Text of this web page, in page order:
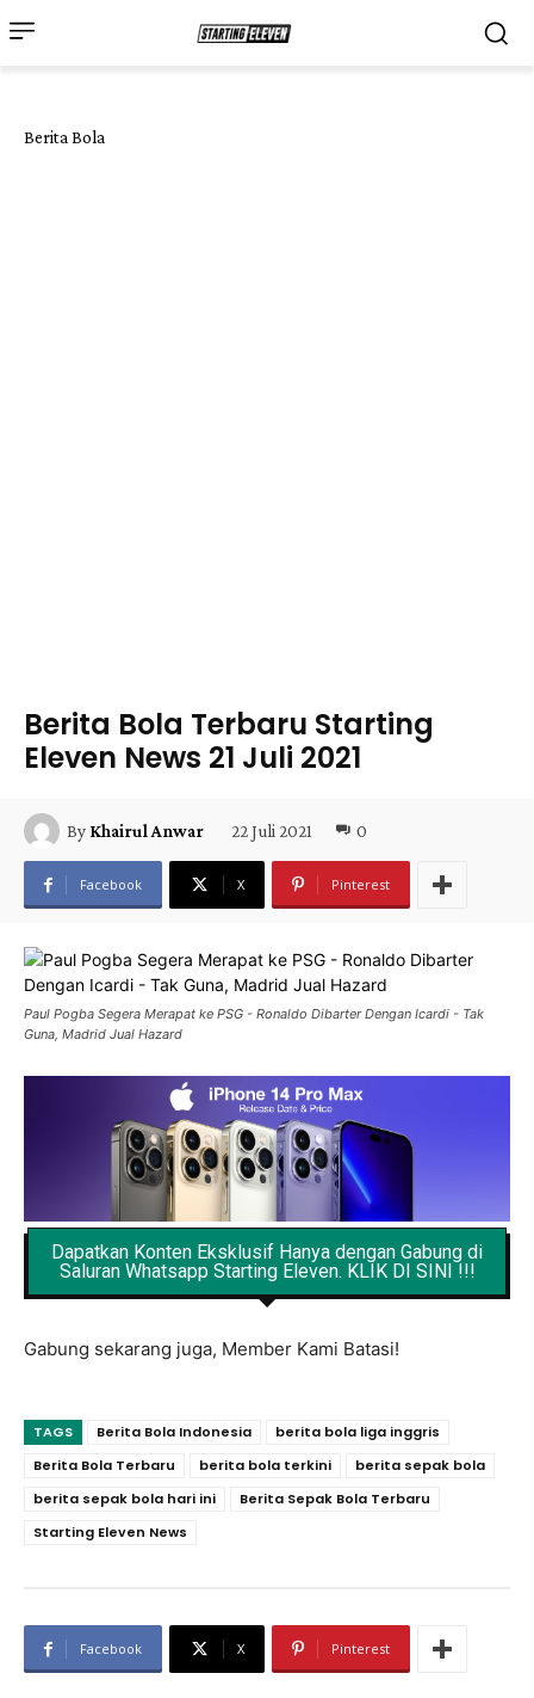
Berita Bola
Berita Bola Terbaru Starting
Eleven News 21 Juli 2021
By Khairul Anwar 22 Juli 2021 0
Facebook X Pinterest
Paul Pogba Segera Merapat ke PSG - Ronaldo Dibarter Dengan Icardi - Tak
Guna, Madrid Jual Hazard
Dapatkan Konten Eksklusif Hanya dengan Gabung di
Saluran Whatsapp Starting Eleven. KLIK DI SINI !!!
Gabung sekarang juga, Member Kami Batasi!
TAGS Berita Bola Indonesia
berita bola liga inggris
Berita Bola Terbaru
berita bola terkini
berita sepak bola
berita sepak bola hari ini
Berita Sepak Bola Terbaru
Starting Eleven News
Facebook X Pinterest